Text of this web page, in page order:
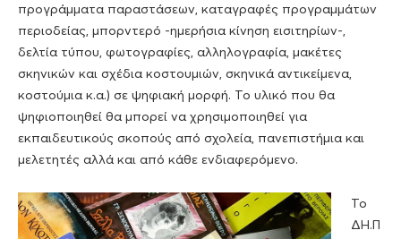
προγράμματα παραστάσεων, καταγραφές προγραμμάτων
περιοδείας, μπορντερό -ημερήσια κίνηση εισιτηρίων-,
δελτία τύπου, φωτογραφίες, αλληλογραφία, μακέτες
σκηνικών και σχέδια κοστουμιών, σκηνικά αντικείμενα,
κοστούμια κ.α.) σε ψηφιακή μορφή. Το υλικό που θα
ψηφιοποιηθεί θα μπορεί να χρησιμοποιηθεί για
εκπαιδευτικούς σκοπούς από σχολεία, πανεπιστήμια και
μελετητές αλλά και από κάθε ενδιαφερόμενο.
Το
ΔΗ.Π